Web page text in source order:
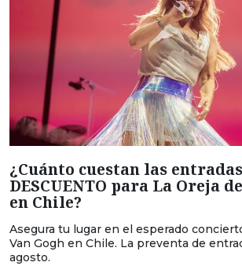
¿Cuánto cuestan las
DESCUENTO para La Oreja
en Chile?
Asegura tu lugar en el esperado
Van Gogh en Chile. La preventa de
agosto.